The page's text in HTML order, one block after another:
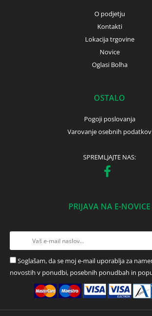
O podjetju
Kontakti
Lokacija trgovine
Novice
Oglasi Bolha
OSTALO
Pogoji poslovanja
Varovanje osebnih podatkov
SPREMLJAJTE NAS:
PRIJAVA NA E-NOVICE
Soglašam, da se moj e-mail uporablja za
novostih v ponudbi, posebnih ponudbah in